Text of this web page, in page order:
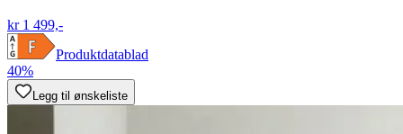
kr 1 499,-
Produktdatablad
40%
Legg til ønskeliste